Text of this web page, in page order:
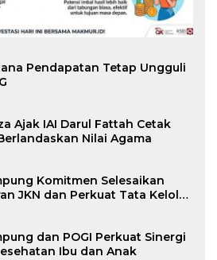
Pendapatan Tetap Ungguli
Ajak IAI Darul Fattah Cetak
Nilai Agama
Komitmen Selesaikan
JKN dan Perkuat Tata Kelola
dan POGI Perkuat Sinergi
Ibu dan Anak